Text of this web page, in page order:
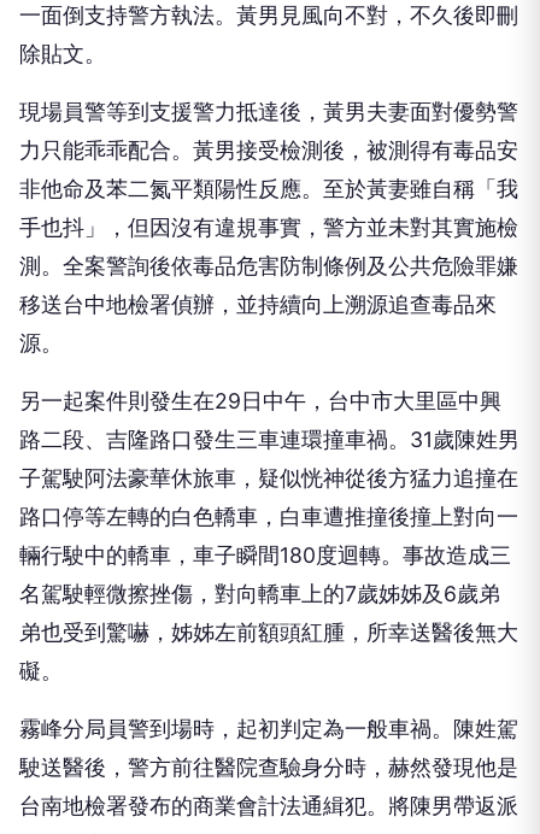
一面倒支持警方執法。黃男見風向不對，不久後即刪
除貼文。
現場員警等到支援警力抵達後，黃男夫妻面對優勢警
力只能乖乖配合。黃男接受檢測後，被測得有毒品安
非他命及苯二氮平類陽性反應。至於黃妻雖自稱「我
手也抖」，但因沒有違規事實，警方並未對其實施檢
測。全案警詢後依毒品危害防制條例及公共危險罪嫌
移送台中地檢署偵辦，並持續向上溯源追查毒品來
源。
另一起案件則發生在29日中午，台中市大里區中興
路二段、吉隆路口發生三車連環撞車禍。31歲陳姓男
子駕駛阿法豪華休旅車，疑似恍神從後方猛力追撞在
路口停等左轉的白色轎車，白車遭推撞後撞上對向一
輛行駛中的轎車，車子瞬間180度迴轉。事故造成三
名駕駛輕微擦挫傷，對向轎車上的7歲姊姊及6歲弟
弟也受到驚嚇，姊姊左前額頭紅腫，所幸送醫後無大
礙。
霧峰分局員警到場時，起初判定為一般車禍。陳姓駕
駛送醫後，警方前往醫院查驗身分時，赫然發現他是
台南地檢署發布的商業會計法通緝犯。將陳男帶返派